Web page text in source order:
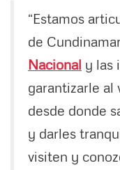
“Estamos
de
Nacional y las
garantizarle al
desde donde
y darles
visiten y